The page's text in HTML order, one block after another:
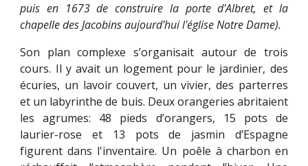
puis en 1673 de construire la porte d'Albret, et la
chapelle des Jacobins aujourd'hui l'église Notre Dame).
Son plan complexe s’organisait autour de trois
cours. Il y avait un logement pour le jardinier, des
écuries, un lavoir couvert, un vivier, des parterres
et un labyrinthe de buis. Deux orangeries abritaient
les agrumes: 48 pieds d’orangers, 15 pots de
laurier-rose et 13 pots de jasmin d’Espagne
figurent dans l'inventaire. Un poêle à charbon en